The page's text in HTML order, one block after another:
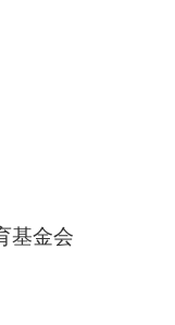
基金会